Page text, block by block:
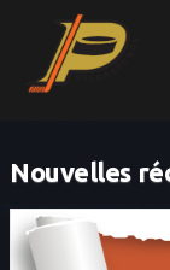
Nouvelles